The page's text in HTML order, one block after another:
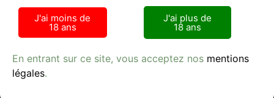
J'ai moins de
18 ans
J'ai plus de
18 ans
En entrant sur ce site, vous acceptez nos mentions
légales.